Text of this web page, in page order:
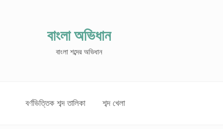
বাংলা অভিধান
বাংলা শব্দের অভিধান
বর্ণভিত্তিক শব্দ তালিকা শব্দ খেলা